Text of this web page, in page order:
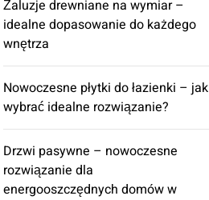
Żaluzje drewniane na wymiar –
idealne dopasowanie do każdego
wnętrza
Nowoczesne płytki do łazienki – jak
wybrać idealne rozwiązanie?
Drzwi pasywne – nowoczesne
rozwiązanie dla
energooszczędnych domów w